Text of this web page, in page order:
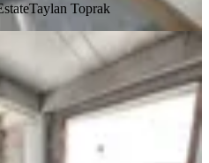
Taylan Toprak
Asansörlü 2+1
Daire
Mahallesi
·2. Kat · 23.06.2026